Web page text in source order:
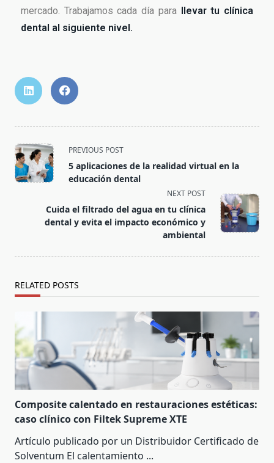
mercado. Trabajamos cada día para llevar tu clínica
dental al siguiente nivel.
PREVIOUS POST
5 aplicaciones de la realidad virtual en la
educación dental
NEXT POST
Cuida el filtrado del agua en tu clínica
dental y evita el impacto económico y
ambiental
RELATED POSTS
Composite calentado en restauraciones estéticas:
caso clínico con Filtek Supreme XTE
Artículo publicado por un Distribuidor Certificado de
Solventum El calentamiento ...